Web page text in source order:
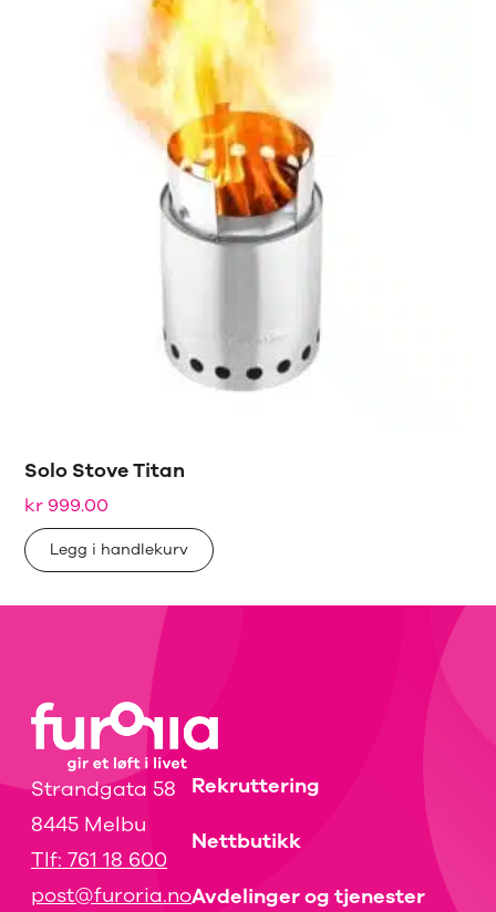
Solo Stove Titan
kr 999.00
Legg i handlekurv
Strandgata 58
8445 Melbu
Tlf: 761 18 600
post@furoria.no
Rekruttering
Nettbutikk
Avdelinger og tjenester